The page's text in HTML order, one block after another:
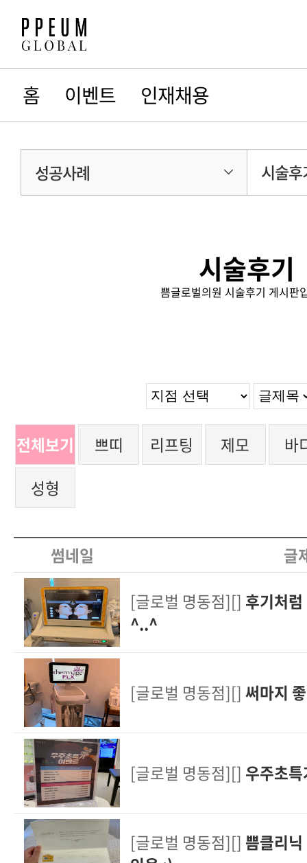
홈 이벤트 인재채용
성공사례 시술후
시술후기
쁨글로벌의원 시술후기 게시판
전체보기 쁘띠 리프팅 제모
바
성형
썸네일 글
[글로벌 명동점][] 후기처
^..^
[글로벌 명동점][] 써마지
[글로벌 명동점][] 우주초
[글로벌 명동점][] 쁨클리